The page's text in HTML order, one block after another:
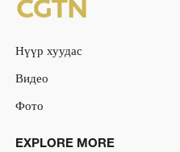
Нүүр хуудас
Видео
Фото
EXPLORE MORE